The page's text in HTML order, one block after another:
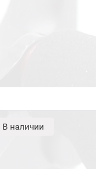
В наличии